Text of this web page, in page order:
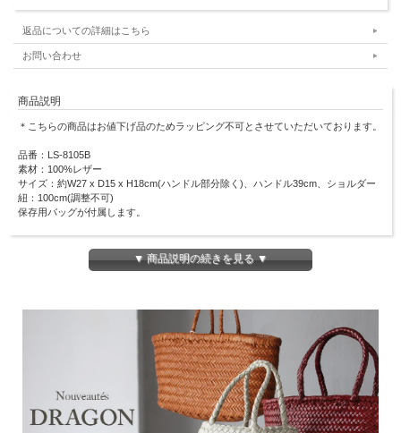
返品についての詳細はこちら
お問い合わせ
商品説明
＊こちらの商品はお値下げ品のためラッピング不可とさせていただいております。
品番：LS-8105B
素材：100%レザー
サイズ：約W27 x D15 x H18cm(ハンドル部分除く)、ハンドル39cm、ショルダー
紐：100cm(調整不可)
保存用バッグが付属します。
熟練された職人の手仕事で1点1点作成されています。
革製品ならではの丈夫さと、DRAGON社の技術で軽さも実現しています。
1点1点手作りのため、掲載サイズと異なる場合がございます。
撮影時の光加減により、画像と実物の色等異なる場合がございます。予めご了承下
バッグに付いている紙タグはビンテージ感を出すための加工が施されています。
革は染料や顔料を使って染色しています。これらの染料は水に溶けやすいため、雨
▼ 商品説明の続きを見る ▼